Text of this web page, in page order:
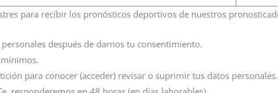
para recibir los pronósticos deportivos de nuestros
después de darnos tu consentimiento.
para conocer (acceder) revisar o suprimir tus datos